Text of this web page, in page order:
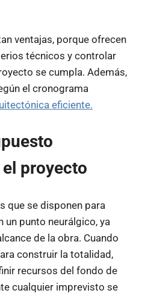
ventajas, porque ofrecen
técnicos y controlar
se cumpla. Además,
el cronograma
eficiente.
proyecto
que se disponen para
punto neurálgico, ya
de la obra. Cuando
construir la totalidad,
recursos del fondo de
cualquier imprevisto se